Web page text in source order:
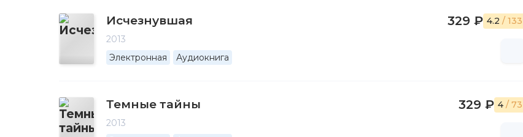
Исчезнувшая
2013
Электронная
Аудиокнига
329 ₽ 4.2 / 133
Темные тайны
2013
329 ₽ 4 / 73